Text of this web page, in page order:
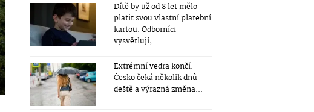
Dítě by už od 8 let mělo
platit svou vlastní platební
kartou. Odborníci
vysvětlují,...
Extrémní vedra končí.
Česko čeká několik dnů
deště a výrazná změna...